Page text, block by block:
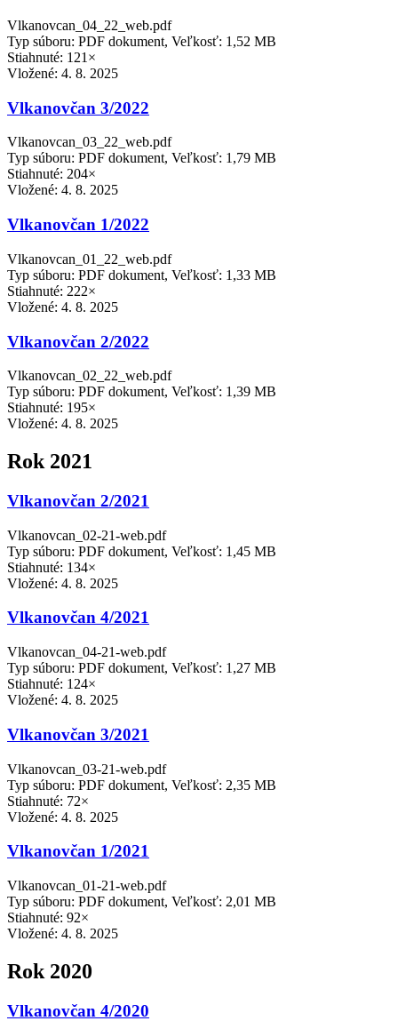
Vlkanovcan_04_22_web.pdf
Typ súboru: PDF dokument, Veľkosť: 1,52 MB
Stiahnuté: 121×
Vložené: 4. 8. 2025
Vlkanovčan 3/2022
Vlkanovcan_03_22_web.pdf
Typ súboru: PDF dokument, Veľkosť: 1,79 MB
Stiahnuté: 204×
Vložené: 4. 8. 2025
Vlkanovčan 1/2022
Vlkanovcan_01_22_web.pdf
Typ súboru: PDF dokument, Veľkosť: 1,33 MB
Stiahnuté: 222×
Vložené: 4. 8. 2025
Vlkanovčan 2/2022
Vlkanovcan_02_22_web.pdf
Typ súboru: PDF dokument, Veľkosť: 1,39 MB
Stiahnuté: 195×
Vložené: 4. 8. 2025
Rok 2021
Vlkanovčan 2/2021
Vlkanovcan_02-21-web.pdf
Typ súboru: PDF dokument, Veľkosť: 1,45 MB
Stiahnuté: 134×
Vložené: 4. 8. 2025
Vlkanovčan 4/2021
Vlkanovcan_04-21-web.pdf
Typ súboru: PDF dokument, Veľkosť: 1,27 MB
Stiahnuté: 124×
Vložené: 4. 8. 2025
Vlkanovčan 3/2021
Vlkanovcan_03-21-web.pdf
Typ súboru: PDF dokument, Veľkosť: 2,35 MB
Stiahnuté: 72×
Vložené: 4. 8. 2025
Vlkanovčan 1/2021
Vlkanovcan_01-21-web.pdf
Typ súboru: PDF dokument, Veľkosť: 2,01 MB
Stiahnuté: 92×
Vložené: 4. 8. 2025
Rok 2020
Vlkanovčan 4/2020